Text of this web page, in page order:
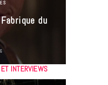
du
INTERVIEWS